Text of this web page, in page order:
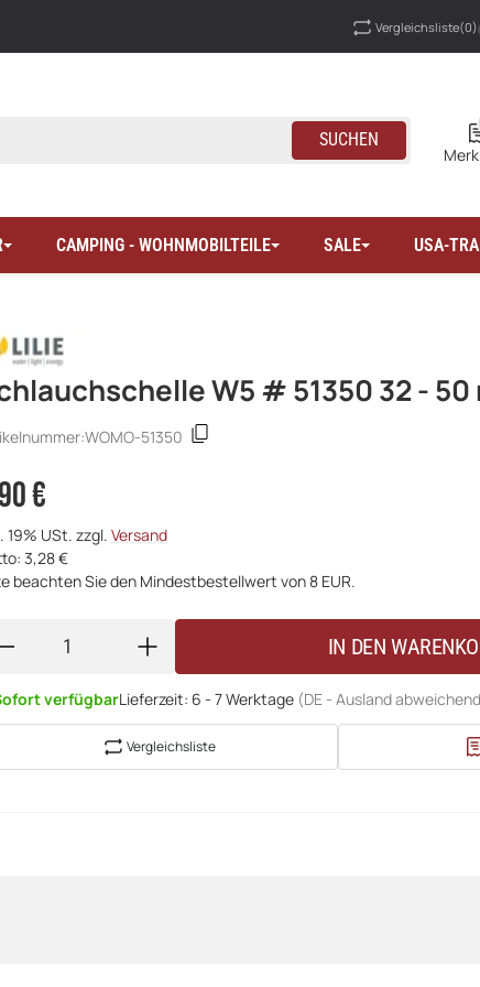
Vergleichsliste(0)
SUCHEN
CAMPING - WOHNMOBILTEILE SALE USA-
W5 # 51350 32 - 50
WOMO-51350
€
19% USt. zzgl. Versand
3,28 €
beachten Sie den Mindestbestellwert von 8 EUR.
IN DEN
verfügbarLieferzeit: 6 - 7 Werktage (DE - Ausland
Vergleichsliste